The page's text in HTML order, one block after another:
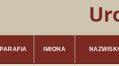
PARAFIA IMIONA